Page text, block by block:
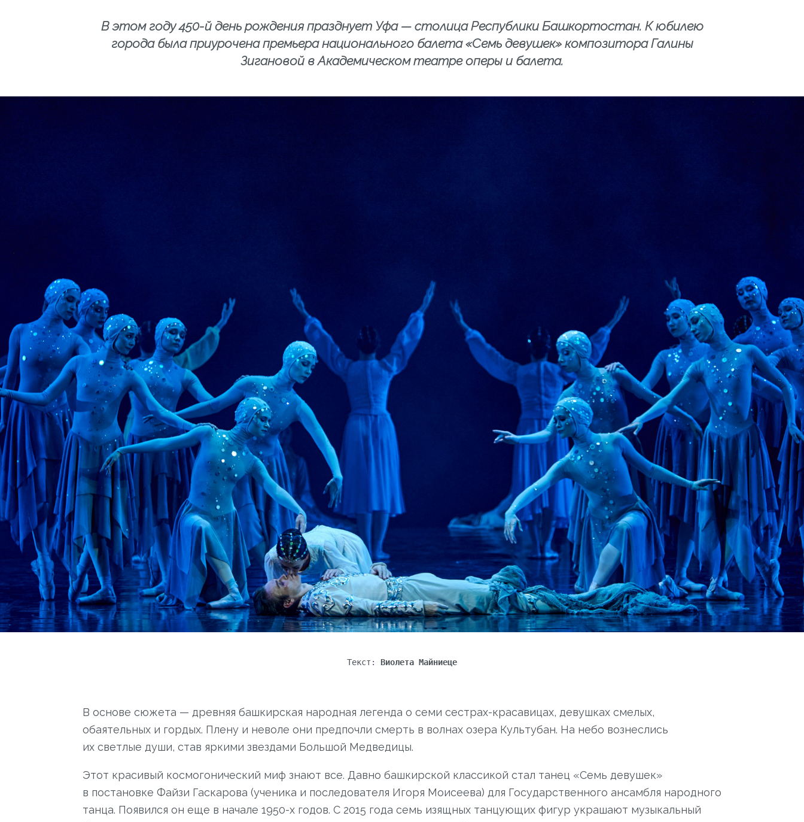
В этом году 450-й день рождения празднует Уфа — столица Республики Башкортостан. К юбилею
города была приурочена премьера национального балета «Семь девушек» композитора Галины
Зигановой в Академическом театре оперы и балета.
Текст: Виолета Майниеце
В основе сюжета — древняя башкирская народная легенда о семи сестрах-красавицах, девушках смелых,
обаятельных и гордых. Плену и неволе они предпочли смерть в волнах озера Культубан. На небо вознеслись
их светлые души, став яркими звездами Большой Медведицы.
Этот красивый космогонический миф знают все. Давно башкирской классикой стал танец «Семь девушек»
в постановке Файзи Гаскарова (ученика и последователя Игоря Моисеева) для Государственного ансамбля народного
танца. Появился он еще в начале 1950-х годов. С 2015 года семь изящных танцующих фигур украшают музыкальный